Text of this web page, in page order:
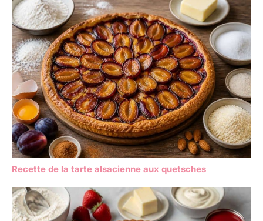
Recette de la tarte alsacienne aux quetsches